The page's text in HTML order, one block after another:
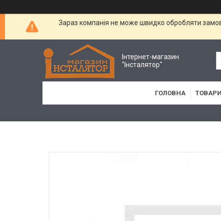
Зараз компанія не може швидко обробляти
Інтернет-магазин
"Інсталятор"
ГОЛОВНА